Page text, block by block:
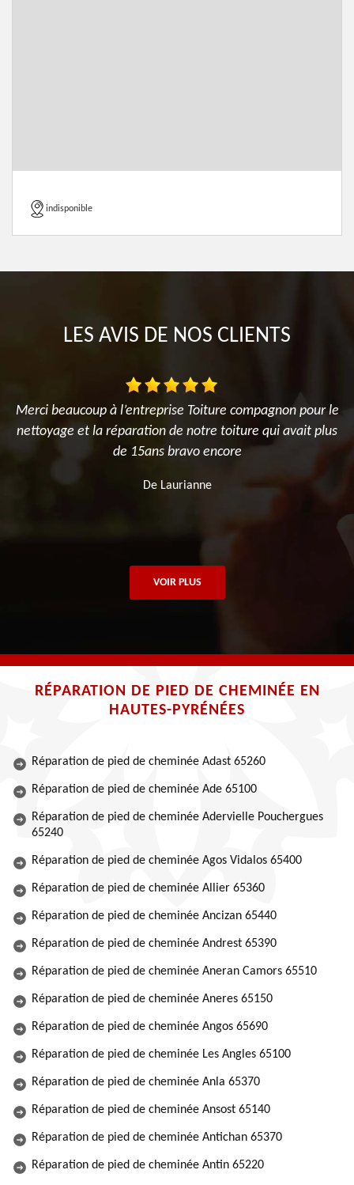
indisponible
LES AVIS DE NOS CLIENTS
Nous avons sollicité mr ortica pour la rénovation du toit
de notre établissement, lui et son équipe on été très
compétents et le chantier s’est déroulé en un temps
vivement
VOIR PLUS
RÉPARATION DE PIED DE CHEMINÉE EN
HAUTES-PYRÉNÉES
Réparation de pied de cheminée Adast 65260
Réparation de pied de cheminée Ade 65100
Réparation de pied de cheminée Adervielle Pouchergues
65240
Réparation de pied de cheminée Agos Vidalos 65400
Réparation de pied de cheminée Allier 65360
Réparation de pied de cheminée Ancizan 65440
Réparation de pied de cheminée Andrest 65390
Réparation de pied de cheminée Aneran Camors 65510
Réparation de pied de cheminée Aneres 65150
Réparation de pied de cheminée Angos 65690
Réparation de pied de cheminée Les Angles 65100
Réparation de pied de cheminée Anla 65370
Réparation de pied de cheminée Ansost 65140
Réparation de pied de cheminée Antichan 65370
Réparation de pied de cheminée Antin 65220